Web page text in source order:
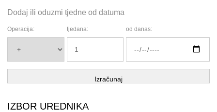
Dodaj ili oduzmi tjedne od datuma
Operacija: tjedana: od danas:
Izračunaj
IZBOR UREDNIKA